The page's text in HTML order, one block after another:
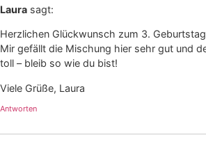
Laura sagt:
Herzlichen Glückwunsch zum 3.
Mir gefällt die Mischung hier sehr gut und
toll – bleib so wie du bist!
Viele Grüße, Laura
Antworten